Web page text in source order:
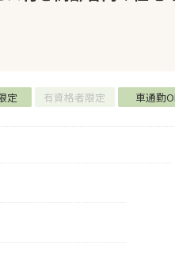
定 有資格者限定 車通勤